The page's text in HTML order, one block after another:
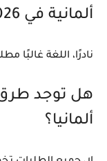
ألمانية في 2026؟
نادرًا، اللغة غالبًا
هل توجد
ألمانيا؟